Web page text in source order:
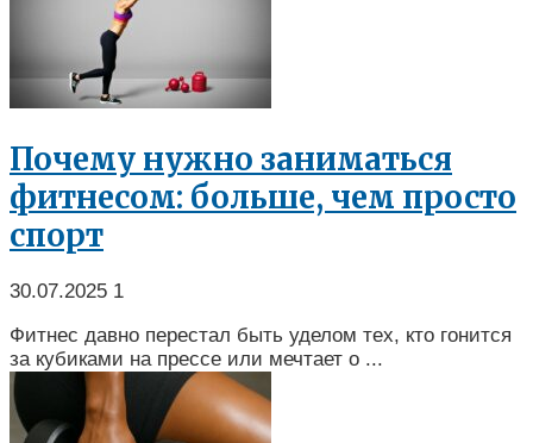
Почему нужно заниматься
фитнесом: больше, чем просто
спорт
30.07.2025 1
Фитнес давно перестал быть уделом тех, кто гонится
за кубиками на прессe или мечтает о ...